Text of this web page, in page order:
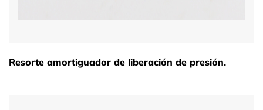
Resorte amortiguador de liberación de presión.